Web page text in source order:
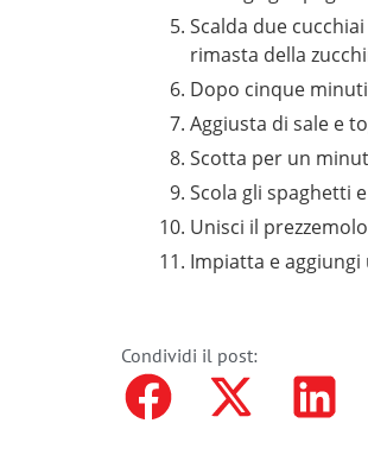
Scalda due
rimasta della
Dopo cinque
Aggiusta di sale e
Scotta per un
Scola gli spaghetti
Unisci il
Impiatta e
Condividi il post: